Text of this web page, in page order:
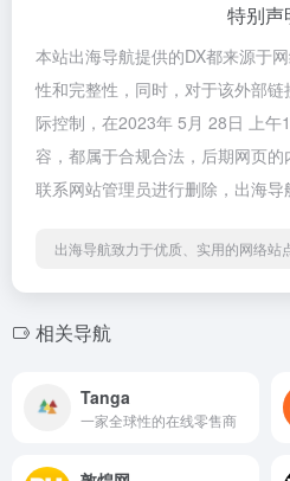
特别声
本站出海导航提供的DX都来源于
性和完整性，同时，对于该外部
际控制，在2023年 5月 28日 上午
容，都属于合规合法，后期网页
联系网站管理员进行删除，出海导
出海导航致力于优质、实用的网络站
相关导航
Tanga
一家全球性的在线零售商